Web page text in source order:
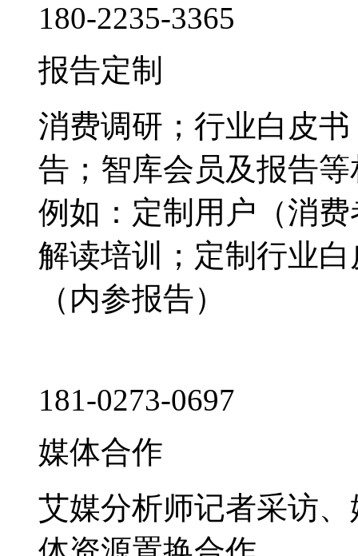
180-2235-3365
报告定制
消费调研；行业白皮
告；智库会员及报告
例如：定制用户（消
解读培训；定制行业
（内参报告）
181-0273-0697
媒体合作
艾媒分析师记者采访